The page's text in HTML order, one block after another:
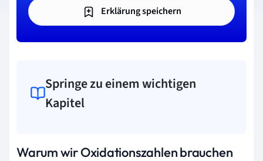
Erklärung speichern
Springe zu einem wichtigen
Kapitel
Warum wir Oxidationszahlen brauchen